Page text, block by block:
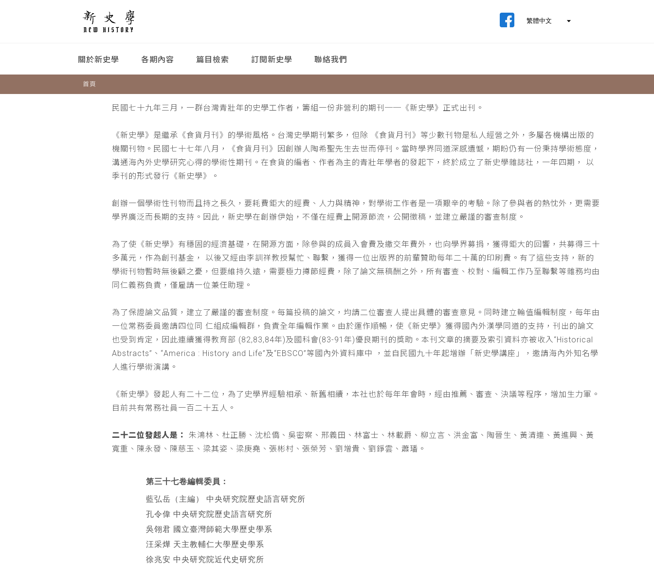
關於新史學 各期內容 篇目檢索 訂閱新史學 聯絡我們
首頁
民國七十九年三月，一群台灣青壯年的史學工作者，籌組一份非營利的期刊──《新史學》正式出刊。
《新史學》是繼承《食貨月刊》的學術風格。台灣史學期刊繁多，但除 《食貨月刊》等少數刊物是私人經營之外，多屬各機構出版的
機關刊物。民國七十七年八月，《食貨月刊》因創辦人陶希聖先生去世而停刊。當時學界同道深感遺憾，期盼仍有一份秉持學術態度，
溝通海內外史學研究心得的學術性期刊。在食貨的編者、作者為主的青壯年學者的發起下，終於成立了新史學雜誌社，一年四期， 以
季刊的形式發行《新史學》。
創辦一個學術性刊物而且持之長久，要耗費鉅大的經費、人力與精神，對學術工作者是一項艱辛的考驗。除了參與者的熱忱外，更需要
學界廣泛而長期的支持。因此，新史學在創辦伊始，不僅在經費上開源節流，公開徵稿，並建立嚴謹的審查制度。
為了使《新史學》有穩固的經濟基礎，在開源方面，除參與的成員入會費及繳交年費外，也向學界募捐，獲得鉅大的回響，共募得三十
多萬元，作為創刊基金， 以後又經由李訓祥教授幫忙、聯繫，獲得一位出版界的前輩贊助每年二十萬的印刷費。有了這些支持，新的
學術刊物暫時無後顧之憂，但要維持久遠，需要極力撙節經費，除了論文無稿酬之外，所有審查、校對、編輯工作乃至聯繫等雜務均由
同仁義務負責，僅雇請一位兼任助理。
為了保證論文品質，建立了嚴謹的審查制度。每篇投稿的論文，均請二位審查人提出具體的審查意見。同時建立輪值編輯制度，每年由
一位常務委員邀請四位同 仁組成編輯群，負責全年編輯作業。由於運作順暢，使《新史學》獲得國內外漢學同道的支持，刊出的論文
也受到肯定，因此連續獲得教育部 (82,83,84年)及國科會(83-91年)優良期刊的獎助。本刊文章的摘要及索引資料亦被收入“Historical
Abstracts”、“America : History and Life”及“EBSCO”等國內外資料庫中 ，並自民國九十年起增辦「新史學講座」，邀請海內外知名學
人進行學術演講。
《新史學》發起人有二十二位，為了史學界經驗相承、新舊相續，本社也於每年年會時，經由推薦、審查、決議等程序，增加生力軍。
目前共有常務社員一百二十五人。
二十二位發起人是：
朱鴻林、杜正勝、沈松僑、吳密察、邢義田、林富士、林載爵、柳立言、洪金富、陶晉生、黃清連、黃進興、黃
寬重、陳永發、陳慈玉、梁其姿、梁庚堯、張彬村、張榮芳、劉增貴、劉錚雲、蕭璠。
第三十七卷編輯委員：
藍弘岳（主編） 中央研究院歷史語言研究所
孔令偉 中央研究院歷史語言研究所
吳翎君 國立臺灣師範大學歷史學系
汪采燁 天主教輔仁大學歷史學系
徐兆安 中央研究院近代史研究所